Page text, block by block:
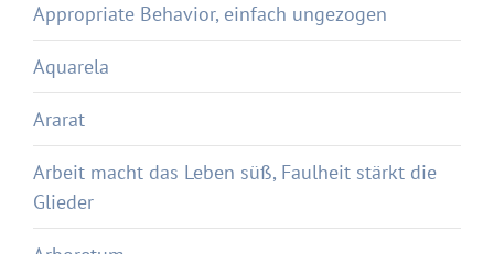
Appropriate Behavior, einfach ungezogen
Aquarela
Ararat
Arbeit macht das Leben süß, Faulheit stärkt die
Glieder